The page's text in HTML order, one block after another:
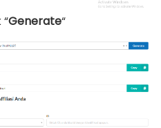
Generate“